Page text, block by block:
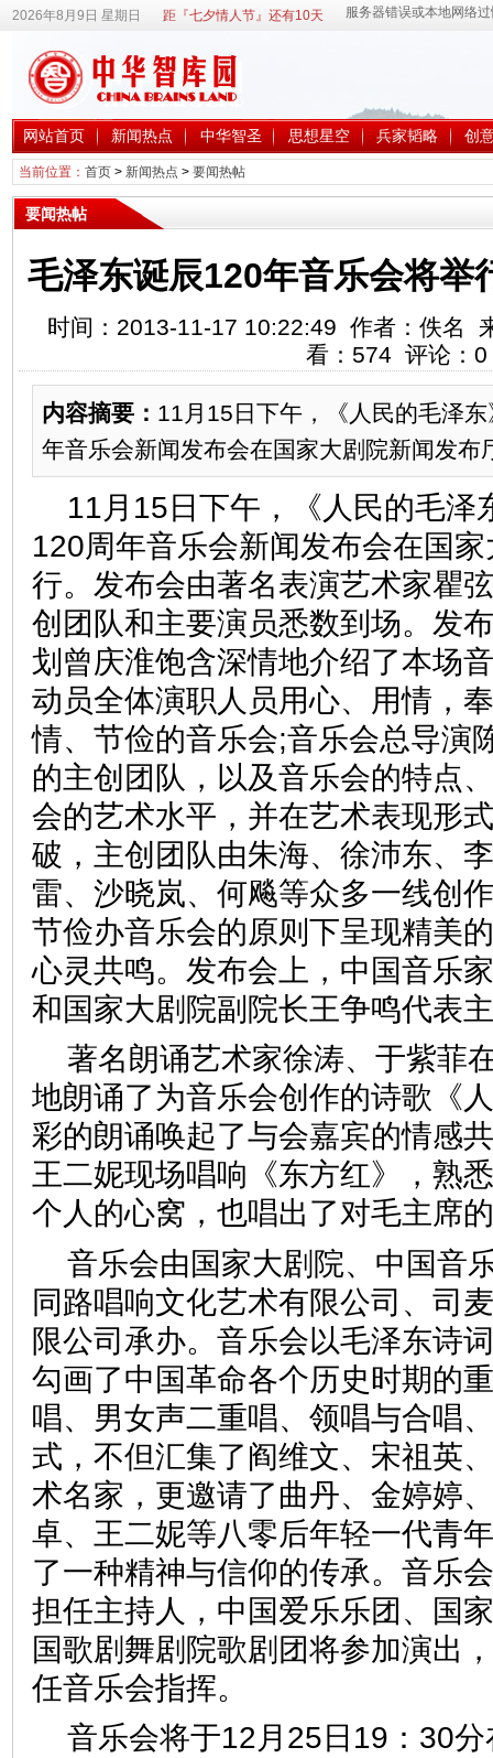
2026年8月9日 星期日 距『七夕情人节』还有10天
网站首页 新闻热点 中华智圣 思想星空 兵家韬略 创
当前位置： 首页> 新闻热点 > 要闻热帖
要闻热帖
毛泽东诞辰120年音乐会将举
时间：2013-11-17 10:22:49 作者：佚名
看： 574 评论： 0
内容摘要： 11月15日下午，《人民的毛泽
年音乐会新闻发布会在国家大剧院新闻发布
11月15日下午，《人民的毛泽
120周年音乐会新闻发布会在国
行。发布会由著名表演艺术家瞿
创团队和主要演员悉数到场。发
划曾庆淮饱含深情地介绍了本场
动员全体演职人员用心、用情，
情、节俭的音乐会;音乐会总导演
的主创团队，以及音乐会的特点
会的艺术水平，并在艺术表现形
破，主创团队由朱海、徐沛东、
雷、沙晓岚、何飚等众多一线创
节俭办音乐会的原则下呈现精美
心灵共鸣。发布会上，中国音乐
和国家大剧院副院长王争鸣代表
著名朗诵艺术家徐涛、于紫菲
地朗诵了为音乐会创作的诗歌《
彩的朗诵唤起了与会嘉宾的情感
王二妮现场唱响《东方红》，熟
个人的心窝，也唱出了对毛主席
音乐会由国家大剧院、中国音
同路唱响文化艺术有限公司、司
限公司承办。音乐会以毛泽东诗
勾画了中国革命各个历史时期的
唱、男女声二重唱、领唱与合唱
式，不但汇集了阎维文、宋祖英
术名家，更邀请了曲丹、金婷婷
卓、王二妮等八零后年轻一代青
了一种精神与信仰的传承。音乐
担任主持人，中国爱乐乐团、国
国歌剧舞剧院歌剧团将参加演出
任音乐会指挥。
音乐会将于12月25日19：30